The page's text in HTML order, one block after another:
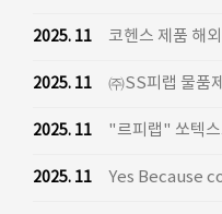
2025. 11 코헨스 제품 해
2025. 11 ㈜SS피랩 물품
2025. 11 "르피랩" 쏘텍
2025. 11 Yes Because